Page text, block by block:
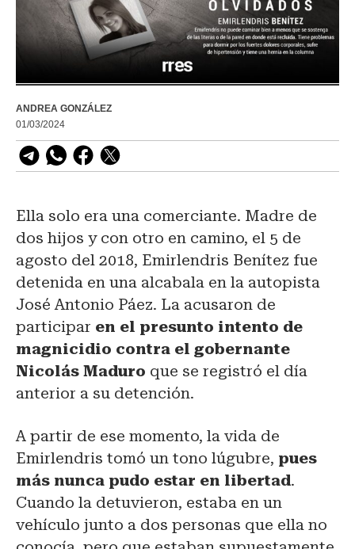
ANDREA GONZÁLEZ
01/03/2024
Ella solo era una comerciante. Madre de
dos hijos y con otro en camino, el 5 de
agosto del 2018, Emirlendris Benítez fue
detenida en una alcabala en la autopista
José Antonio Páez. La acusaron de
participar en el presunto intento de
magnicidio contra el gobernante
Nicolás Maduro que se registró el día
anterior a su detención.
A partir de ese momento, la vida de
Emirlendris tomó un tono lúgubre, pues
más nunca pudo estar en libertad.
Cuando la detuvieron, estaba en un
vehículo junto a dos personas que ella no